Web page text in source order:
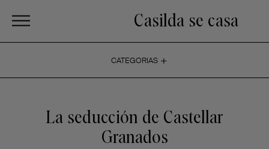
Casilda se casa
CATEGORIAS +
La seducción de Castellar
Granados